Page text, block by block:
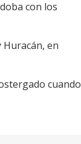
con los
en
cuando